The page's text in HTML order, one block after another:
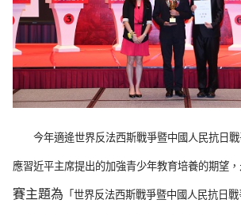
今年適逄世界反法西斯戰爭暨中國人民抗日戰
應習近平主席提出的加強青少年教育培養的期望，
賽主題為 「世界反法西斯戰爭暨中國人民抗日戰